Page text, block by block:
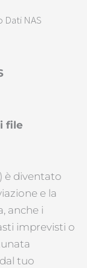
Dati NAS
file
è diventato
e la
anche i
imprevisti o
tuo